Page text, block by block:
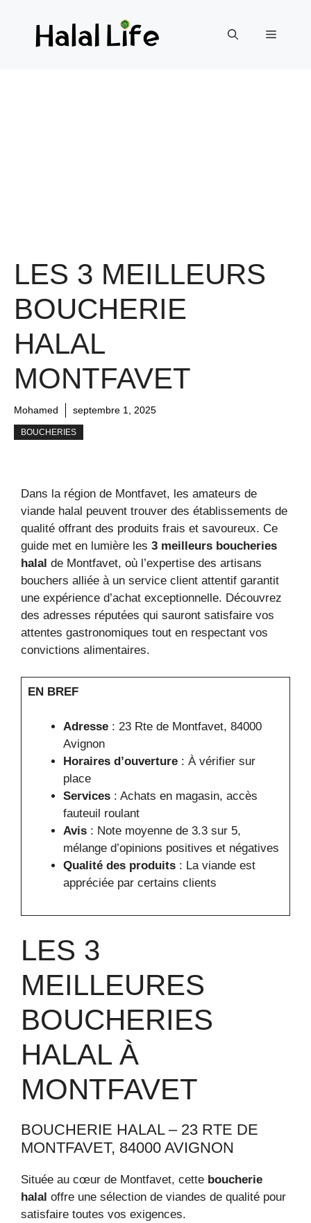
LES 3 MEILLEURS
BOUCHERIE
HALAL
MONTFAVET
Mohamed septembre 1, 2025
BOUCHERIES
Dans la région de Montfavet, les amateurs de
viande halal peuvent trouver des établissements de
qualité offrant des produits frais et savoureux. Ce
guide met en lumière les 3 meilleurs boucheries
halal de Montfavet, où l’expertise des artisans
bouchers alliée à un service client attentif garantit
une expérience d’achat exceptionnelle. Découvrez
des adresses réputées qui sauront satisfaire vos
attentes gastronomiques tout en respectant vos
convictions alimentaires.
EN BREF
Adresse: 23 Rte de Montfavet, 84000
Avignon
Horaires d’ouverture: À vérifier sur
place
Services: Achats en magasin, accès
fauteuil roulant
Avis: Note moyenne de 3.3 sur 5,
mélange d’opinions positives et négatives
Qualité des produits: La viande est
appréciée par certains clients
LES 3
MEILLEURES
BOUCHERIES
HALAL À
MONTFAVET
BOUCHERIE HALAL – 23 RTE DE
MONTFAVET, 84000 AVIGNON
Située au cœur de Montfavet, cette boucherie
halal offre une sélection de viandes de qualité pour
satisfaire toutes vos exigences.